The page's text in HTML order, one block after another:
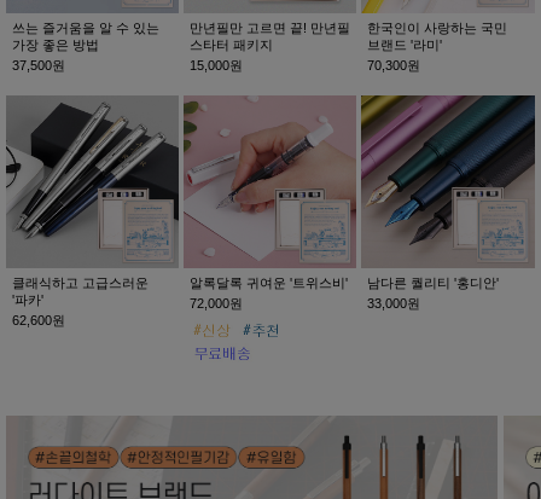
쓰는 즐거움을 알 수 있는
가장 좋은 방법
37,500원
만년필만 고르면 끝! 만년필
스타터 패키지
15,000원
한국인이 사랑하는 국민
브랜드 '라미'
70,300원
클래식하고 고급스러운
'파카'
62,600원
알록달록 귀여운 '트위스비'
72,000원
남다른 퀄리티 '홍디안'
33,000원